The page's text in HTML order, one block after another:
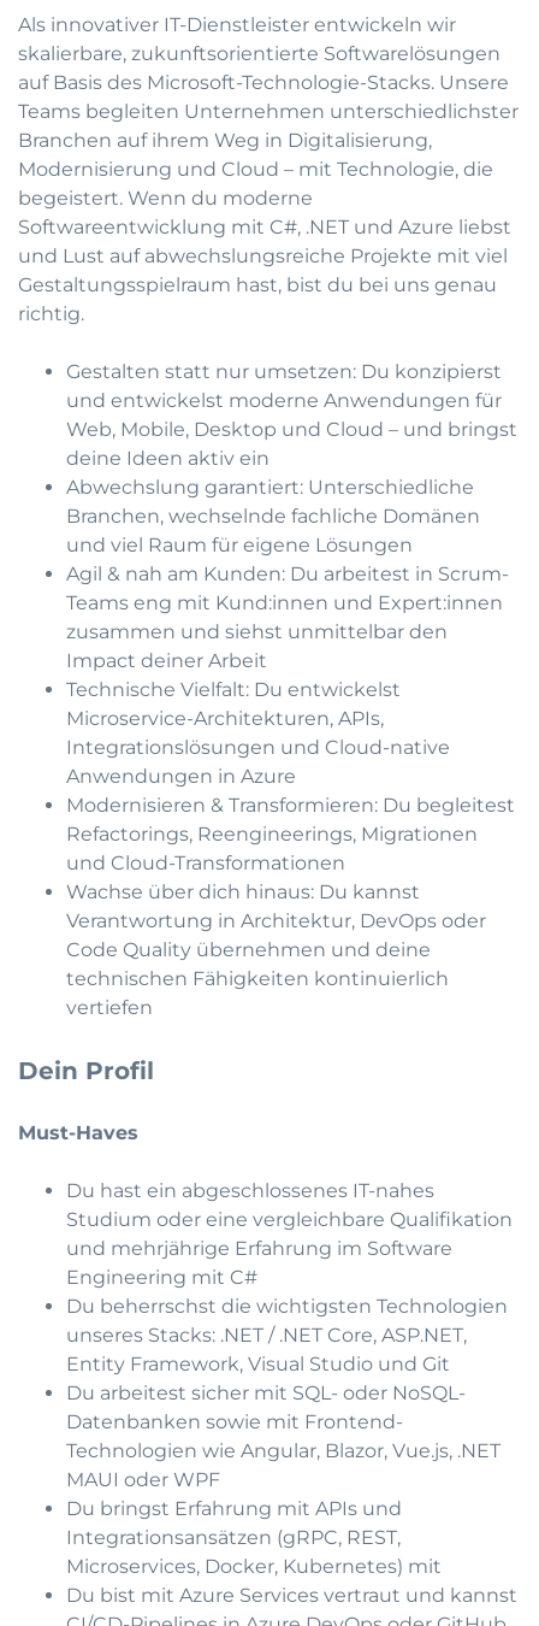
Als innovativer IT-Dienstleister entwickeln wir
skalierbare, zukunftsorientierte Softwarelösungen
auf Basis des Microsoft-Technologie-Stacks. Unsere
Teams begleiten Unternehmen unterschiedlichster
Branchen auf ihrem Weg in Digitalisierung,
Modernisierung und Cloud – mit Technologie, die
begeistert. Wenn du moderne
Softwareentwicklung mit C#, .NET und Azure liebst
und Lust auf abwechslungsreiche Projekte mit viel
Gestaltungsspielraum hast, bist du bei uns genau
richtig.
Gestalten statt nur umsetzen: Du konzipierst
und entwickelst moderne Anwendungen für
Web, Mobile, Desktop und Cloud – und bringst
deine Ideen aktiv ein
Abwechslung garantiert: Unterschiedliche
Branchen, wechselnde fachliche Domänen
und viel Raum für eigene Lösungen
Agil & nah am Kunden: Du arbeitest in Scrum-
Teams eng mit Kund:innen und Expert:innen
zusammen und siehst unmittelbar den
Impact deiner Arbeit
Technische Vielfalt: Du entwickelst
Microservice-Architekturen, APIs,
Integrationslösungen und Cloud-native
Anwendungen in Azure
Modernisieren & Transformieren: Du begleitest
Refactorings, Reengineerings, Migrationen
und Cloud-Transformationen
Wachse über dich hinaus: Du kannst
Verantwortung in Architektur, DevOps oder
Code Quality übernehmen und deine
technischen Fähigkeiten kontinuierlich
vertiefen
Dein Profil
Must-Haves
Du hast ein abgeschlossenes IT-nahes
Studium oder eine vergleichbare Qualifikation
und mehrjährige Erfahrung im Software
Engineering mit C#
Du beherrschst die wichtigsten Technologien
unseres Stacks: .NET / .NET Core, ASP.NET,
Entity Framework, Visual Studio und Git
Du arbeitest sicher mit SQL- oder NoSQL-
Datenbanken sowie mit Frontend-
Technologien wie Angular, Blazor, Vue.js, .NET
MAUI oder WPF
Du bringst Erfahrung mit APIs und
Integrationsansätzen (gRPC, REST,
Microservices, Docker, Kubernetes) mit
Du bist mit Azure Services vertraut und kannst